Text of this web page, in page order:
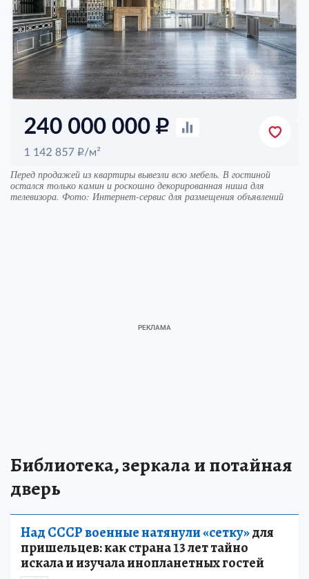
Перед продажей из квартиры вывезли всю мебель. В гостиной
остался только камин и роскошно декорированная ниша для
телевизора. Фото: Интернет-сервис для размещения объявлений
Библиотека, зеркала и потайная
дверь
Над СССР военные натянули «сетку»для
пришельцев: как страна 13 лет тайно
искала и изучала инопланетных гостей